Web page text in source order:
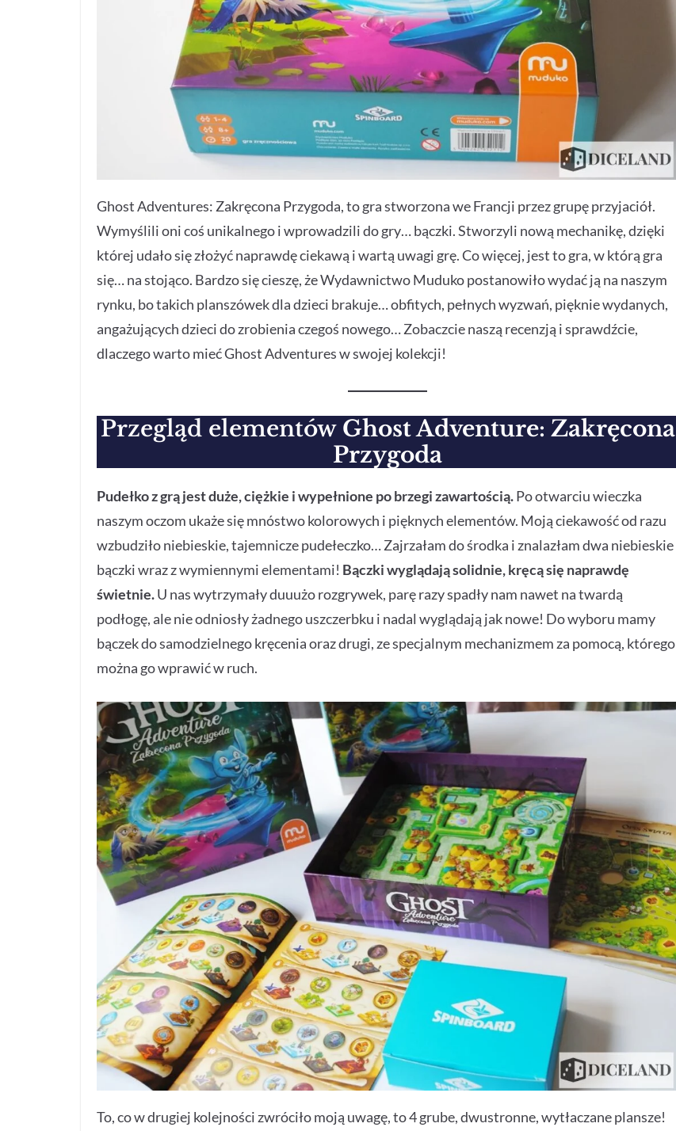
Ghost Adventures: Zakręcona Przygoda, to gra stworzona we Francji przez grupę przyjaciół.
Wymyślili oni coś unikalnego i wprowadzili do gry… bączki. Stworzyli nową mechanikę, dzięki
której udało się złożyć naprawdę ciekawą i wartą uwagi grę. Co więcej, jest to gra, w którą gra
się… na stojąco. Bardzo się cieszę, że Wydawnictwo Muduko postanowiło wydać ją na naszym
rynku, bo takich planszówek dla dzieci brakuje… obfitych, pełnych wyzwań, pięknie wydanych,
angażujących dzieci do zrobienia czegoś nowego… Zobaczcie naszą recenzją i sprawdźcie,
dlaczego warto mieć Ghost Adventures w swojej kolekcji!
Przegląd elementów Ghost Adventure: Zakręcona
Przygoda
Pudełko zgrą jest duże, ciężkie i wypełnione po brzegi zawartością.Po otwarciu wieczka
naszym oczom ukaże się mnóstwo kolorowych i pięknych elementów. Moją ciekawość od razu
wzbudziło niebieskie, tajemnicze pudełeczko… Zajrzałam do środka i znalazłam dwa niebieskie
bączki wraz z wymiennymi elementami! Bączki wyglądają solidnie, kręcą się naprawdę
świetnie.U nas wytrzymały duuużo rozgrywek, parę razy spadły nam nawet na twardą
podłogę, ale nie odniosły żadnego uszczerbku i nadal wyglądają jak nowe! Do wyboru mamy
bączek do samodzielnego kręcenia oraz drugi, ze specjalnym mechanizmem za pomocą, którego
można go wprawić w ruch.
To, co w drugiej kolejności zwróciło moją uwagę, to 4 grube, dwustronne, wytłaczane plansze!